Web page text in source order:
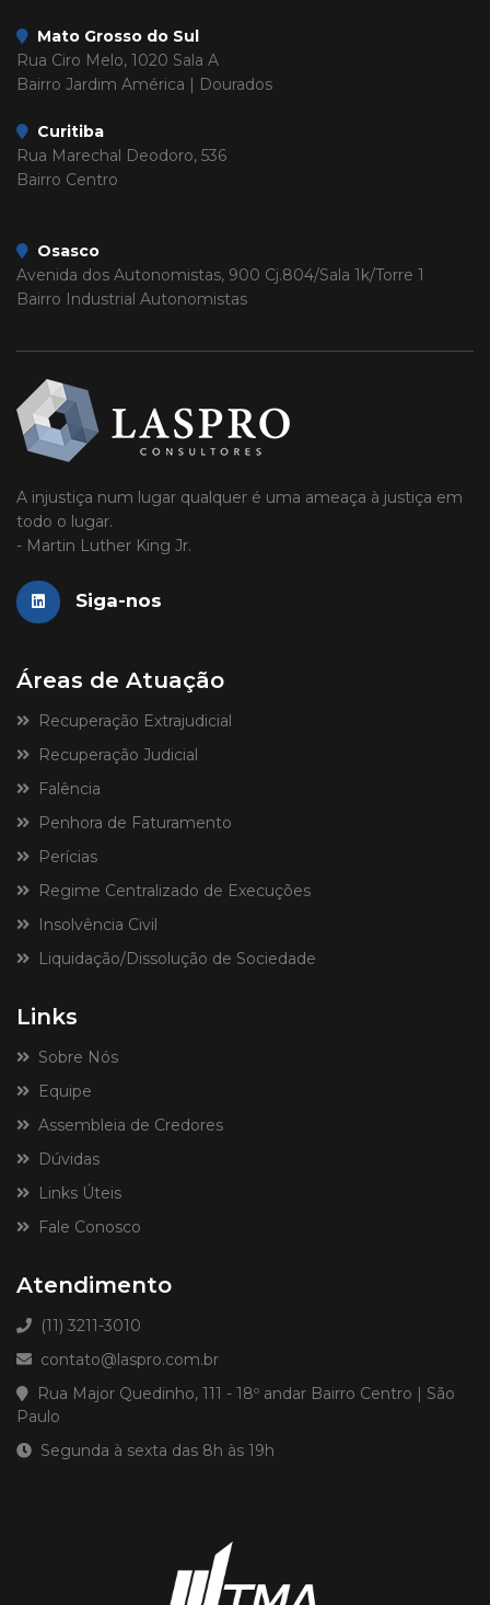
Mato Grosso do Sul
Rua Ciro Melo, 1020 Sala A
Bairro Jardim América | Dourados
Curitiba
Rua Marechal Deodoro, 536
Bairro Centro
Osasco
Avenida dos Autonomistas, 900 Cj.804/Sala 1k/Torre 1
Bairro Industrial Autonomistas
A injustiça num lugar qualquer é uma ameaça à justiça em
todo o lugar.
- Martin Luther King Jr.
Siga-nos
Áreas de Atuação
Recuperação Extrajudicial
Recuperação Judicial
Falência
Penhora de Faturamento
Perícias
Regime Centralizado de Execuções
Insolvência Civil
Liquidação/Dissolução de Sociedade
Links
Sobre Nós
Equipe
Assembleia de Credores
Dúvidas
Links Úteis
Fale Conosco
Atendimento
(11) 3211-3010
contato@laspro.com.br
Rua Major Quedinho, 111 - 18º andar Bairro Centro | São
Paulo
Segunda à sexta das 8h às 19h